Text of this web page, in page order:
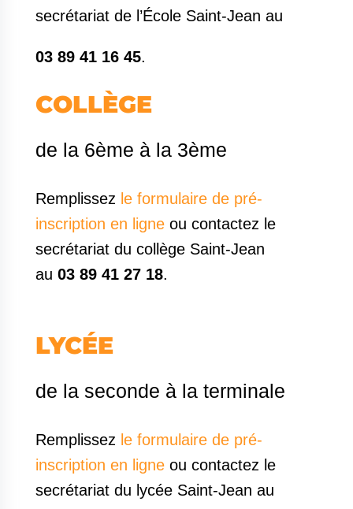
secrétariat de l’École Saint-Jean au
03 89 41 16 45.
COLLÈGE
de la 6ème à la 3ème
Remplissez le formulaire de pré-
inscription en ligneou contactez le
secrétariat du collège Saint-Jean
au 03 89 41 27 18.
LYCÉE
de la seconde à la terminale
Remplissez le formulaire de pré-
inscription en ligneou contactez le
secrétariat du lycée Saint-Jean au